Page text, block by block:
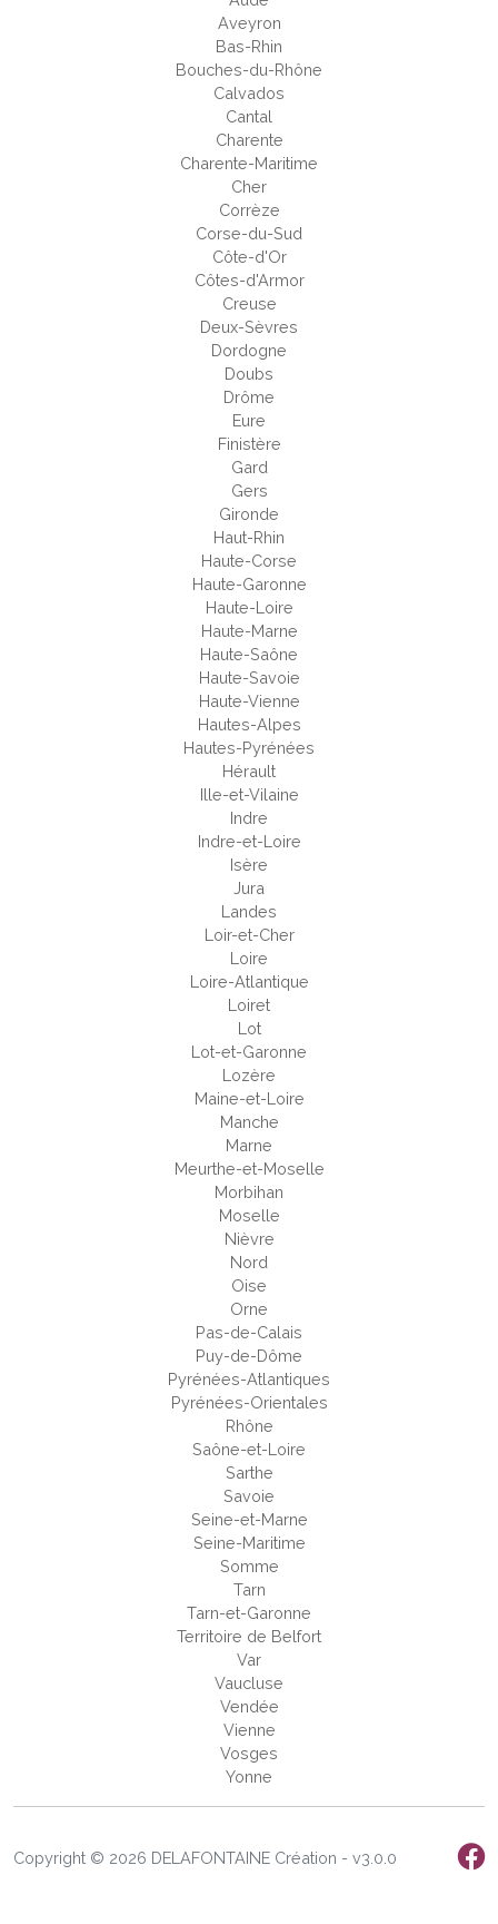
Aveyron
Bas-Rhin
Bouches-du-Rhône
Calvados
Cantal
Charente
Charente-Maritime
Cher
Corrèze
Corse-du-Sud
Côte-d'Or
Côtes-d'Armor
Creuse
Deux-Sèvres
Dordogne
Doubs
Drôme
Eure
Finistère
Gard
Gers
Gironde
Haut-Rhin
Haute-Corse
Haute-Garonne
Haute-Loire
Haute-Marne
Haute-Saône
Haute-Savoie
Haute-Vienne
Hautes-Alpes
Hautes-Pyrénées
Hérault
Ille-et-Vilaine
Indre
Indre-et-Loire
Isère
Jura
Landes
Loir-et-Cher
Loire
Loire-Atlantique
Loiret
Lot
Lot-et-Garonne
Lozère
Maine-et-Loire
Manche
Marne
Meurthe-et-Moselle
Morbihan
Moselle
Nièvre
Nord
Oise
Orne
Pas-de-Calais
Puy-de-Dôme
Pyrénées-Atlantiques
Pyrénées-Orientales
Rhône
Saône-et-Loire
Sarthe
Savoie
Seine-et-Marne
Seine-Maritime
Somme
Tarn
Tarn-et-Garonne
Territoire de Belfort
Var
Vaucluse
Vendée
Vienne
Vosges
Yonne
Copyright © 2026 DELAFONTAINE Création - v3.0.0